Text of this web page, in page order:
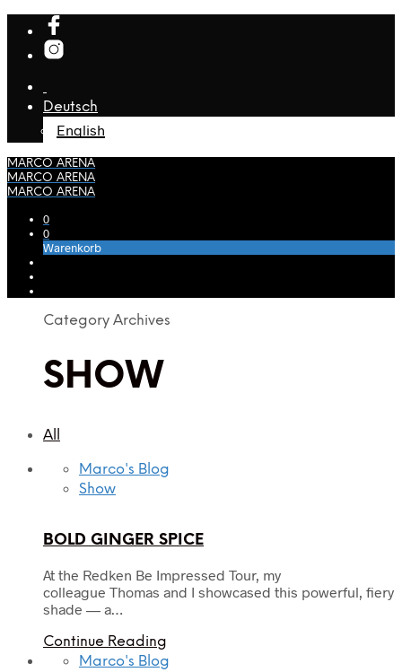
Deutsch
English
MARCO ARENA
MARCO ARENA
MARCO ARENA
0
0
Warenkorb
Category Archives
SHOW
All
Marco's Blog
Show
BOLD GINGER SPICE
At the Redken Be Impressed Tour, my
colleague Thomas and I showcased this powerful, fiery
shade — a…
Continue Reading
Marco's Blog